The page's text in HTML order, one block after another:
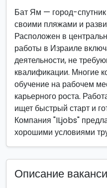
Бат Ям — город-
своими пляжами и
Расположен в
работы в Израиле
деятельности, не
квалификации. Многие
обучение на рабочем
карьерного роста.
ищет быстрый старт и
Компания "ILjobs"
хорошими условиями
Описание